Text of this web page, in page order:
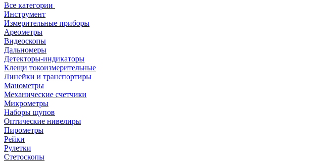
Все категории
Инструмент
Измерительные приборы
Ареометры
Видеоскопы
Дальномеры
Детекторы-индикаторы
Клещи токоизмерительные
Линейки и транспортиры
Манометры
Механические счетчики
Микрометры
Наборы щупов
Оптические нивелиры
Пирометры
Рейки
Рулетки
Стетоскопы